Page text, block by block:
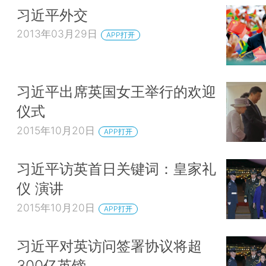
习近平外交
2013年03月29日 APP打开
习近平出席英国女王举行的欢迎
仪式
2015年10月20日 APP打开
习近平访英首日关键词：皇家礼
仪 演讲
2015年10月20日 APP打开
习近平对英访问签署协议将超